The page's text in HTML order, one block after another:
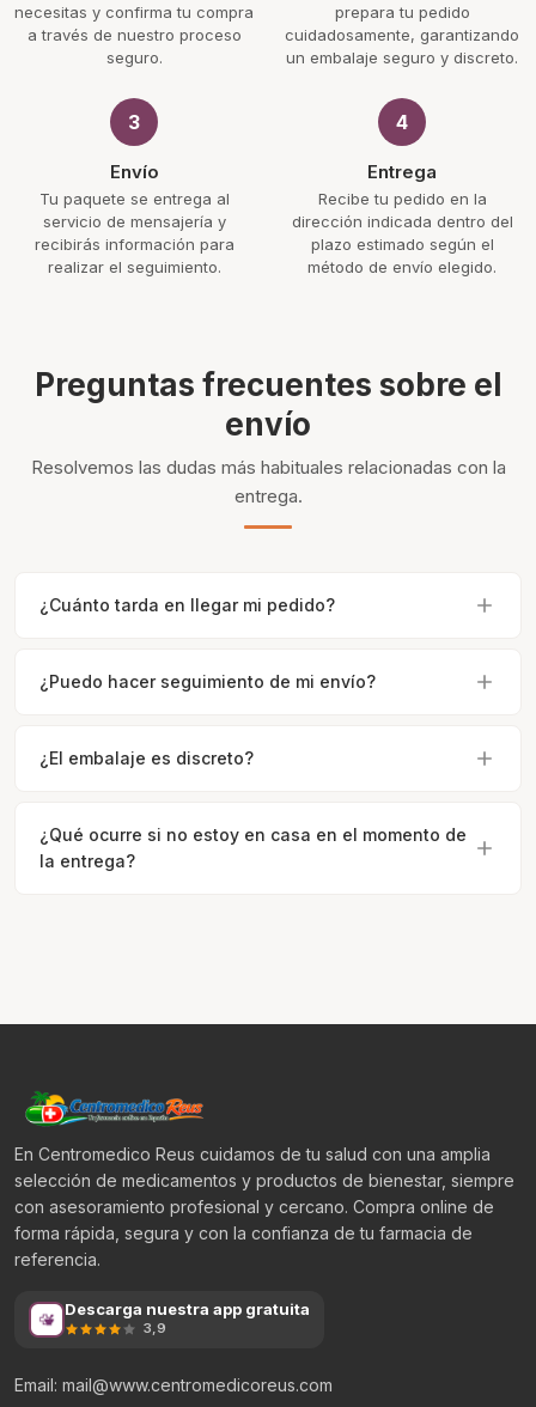
necesitas y confirma tu compra
a través de nuestro proceso
seguro.
prepara tu pedido
cuidadosamente, garantizando
un embalaje seguro y discreto.
3
Envío
Tu paquete se entrega al
servicio de mensajería y
recibirás información para
realizar el seguimiento.
4
Entrega
Recibe tu pedido en la
dirección indicada dentro del
plazo estimado según el
método de envío elegido.
Preguntas frecuentes sobre el
envío
Resolvemos las dudas más habituales relacionadas con la
entrega.
¿Cuánto tarda en llegar mi pedido?
¿Puedo hacer seguimiento de mi envío?
¿El embalaje es discreto?
¿Qué ocurre si no estoy en casa en el momento de
la entrega?
En Centromedico Reus cuidamos de tu salud con una amplia
selección de medicamentos y productos de bienestar, siempre
con asesoramiento profesional y cercano. Compra online de
forma rápida, segura y con la confianza de tu farmacia de
referencia.
Descarga nuestra app gratuita
3,9
Email: mail@www.centromedicoreus.com